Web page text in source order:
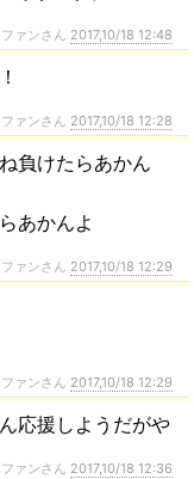
ァンさん 2017,10/18 12:48
ァンさん 2017,10/18 12:28
負けたらあかん
あかんよ
ァンさん 2017,10/18 12:29
ァンさん 2017,10/18 12:29
応援しようだがや
ァンさん 2017,10/18 12:36